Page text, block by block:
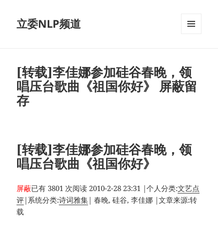
立委NLP频道
[转载]李佳娜参加硅谷春晚，领
唱压台歌曲《祖国你好》 屏蔽留
存
[转载]李佳娜参加硅谷春晚，领
唱压台歌曲《祖国你好》
屏蔽已有 3801 次阅读 2010-2-28 23:31 |个人分类:文艺点
评| 系统分类:诗词雅集| 春晚, 硅谷, 李佳娜 |文章来源:转
载